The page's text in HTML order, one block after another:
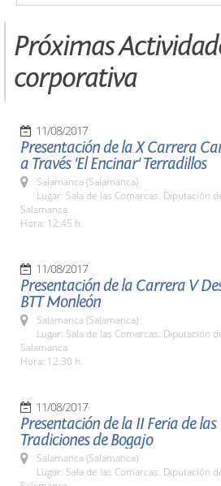
Próximas
corporativa
11/08/2017
Presentación de la X Carrera
a Través 'El Encinar' Terradillos
Salamanca (Salamanca)
Lugar: Sala de las Comarcas. Diputación
Salamanca
Hora: 12:45 h.
11/08/2017
Presentación de la Carrera V
BTT Monleón
Salamanca (Salamanca)
Lugar: Sala de las Comarcas. Diputación
Salamanca
Hora: 12:30 h.
11/08/2017
Presentación de la II Feria de las
Tradiciones de Bogajo
Salamanca (Salamanca)
Lugar: Sala de las Comarcas. Diputación